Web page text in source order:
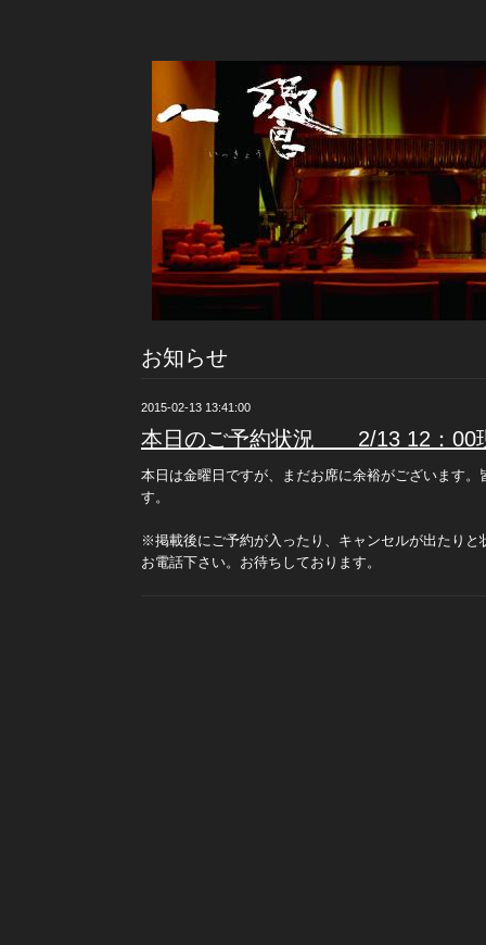
お知らせ
2015-02-13 13:41:00
本日のご予約状況 2/13 12：00
本日は金曜日ですが、まだお席に余裕がございます
す。
※掲載後にご予約が入ったり、キャンセルが出たりと
お電話下さい。お待ちしております。